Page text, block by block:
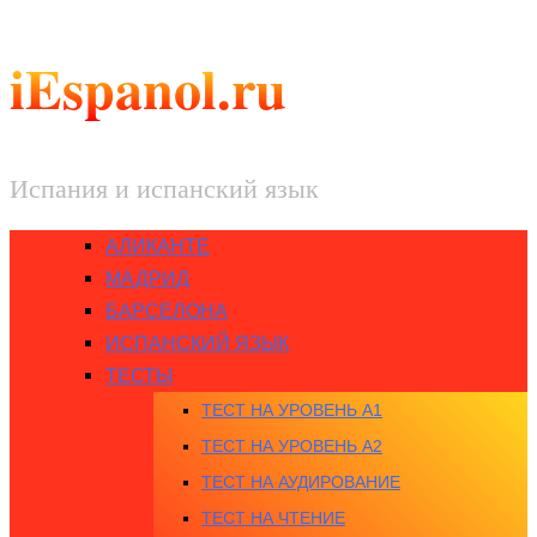
iEspanol.ru
Испания и испанский язык
АЛИКАНТЕ
МАДРИД
БАРСЕЛОНА
ИСПАНСКИЙ ЯЗЫК
ТЕСТЫ
ТЕСТ НА УРОВЕНЬ A1
ТЕСТ НА УРОВЕНЬ A2
ТЕСТ НА АУДИРОВАНИЕ
ТЕСТ НА ЧТЕНИЕ